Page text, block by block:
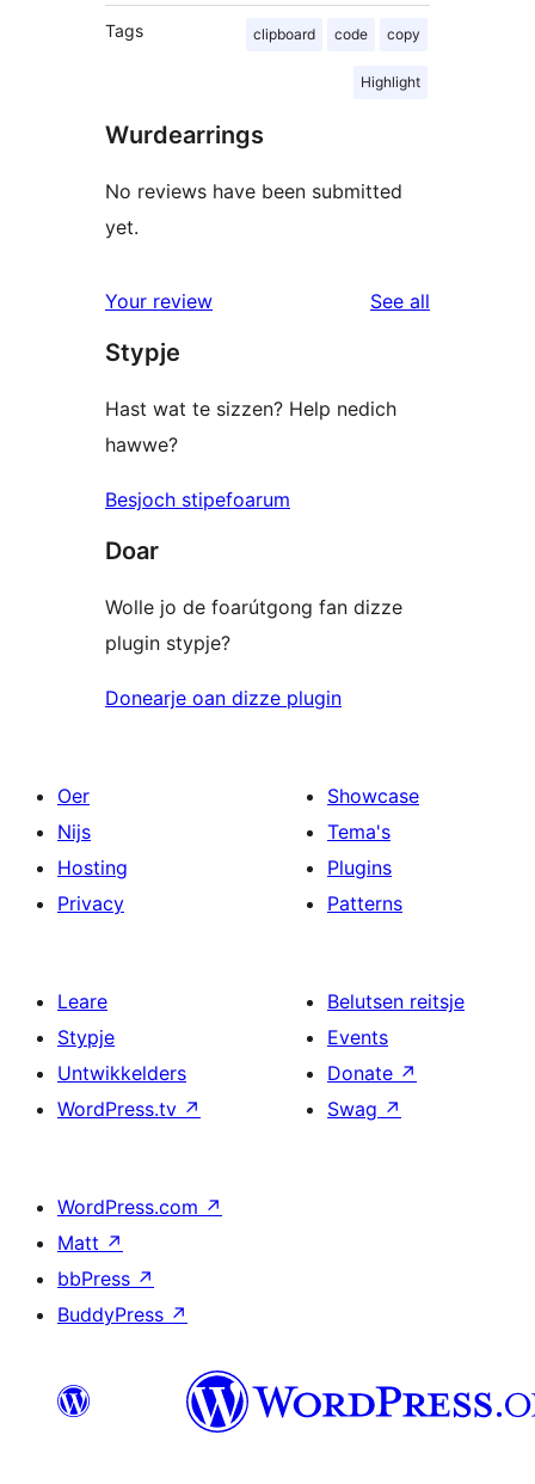
Tags clipboard code copy
Highlight
Wurdearrings
No reviews have been submitted
yet.
Your review See all
Stypje
Hast wat te sizzen? Help nedich
hawwe?
Besjoch stipefoarum
Doar
Wolle jo de foarútgong fan dizze
plugin stypje?
Donearje oan dizze plugin
Oer
Nijs
Hosting
Privacy
Showcase
Tema's
Plugins
Patterns
Leare
Stypje
Untwikkelders
WordPress.tv ↗
Belutsen reitsje
Events
Donate ↗
Swag ↗
WordPress.com ↗
Matt ↗
bbPress ↗
BuddyPress ↗